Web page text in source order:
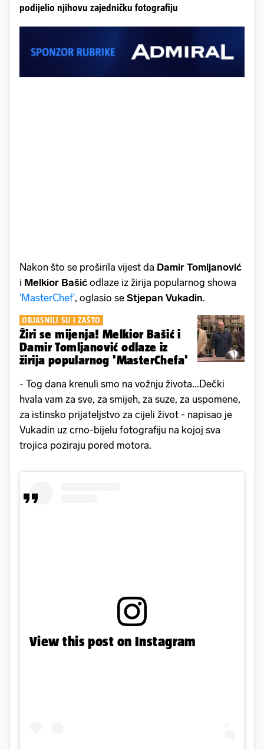
podijelio njihovu zajedničku fotografiju
Nakon što se proširila vijest da Damir Tomljanović
i Melkior Bašić odlaze iz žirija popularnog showa
'MasterChef', oglasio se Stjepan Vukadin.
OBJASNILI SU I ZAŠTO
Žiri se mijenja! Melkior Bašić i
Damir Tomljanović odlaze iz
žirija popularnog 'MasterChefa'
- Tog dana krenuli smo na vožnju života...Dečki
hvala vam za sve, za smijeh, za suze, za uspomene,
za istinsko prijateljstvo za cijeli život - napisao je
Vukadin uz crno-bijelu fotografiju na kojoj sva
trojica poziraju pored motora.
View this post on Instagram